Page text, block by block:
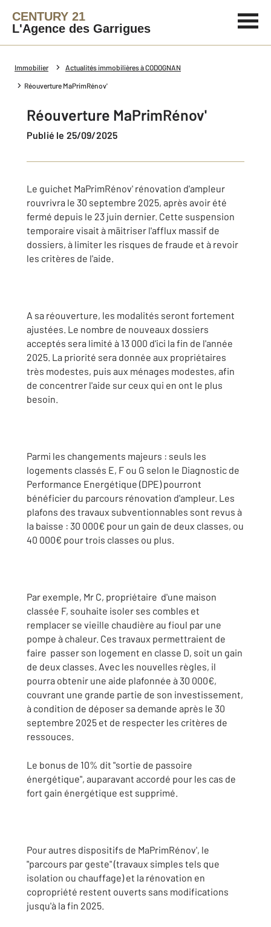
CENTURY 21
L'Agence des Garrigues
Immobilier Actualités immobilières à CODOGNAN
Réouverture MaPrimRénov'
Réouverture MaPrimRénov'
Publié le 25/09/2025
Le guichet MaPrimRénov' rénovation d'ampleur
rouvrivra le 30 septembre 2025, après avoir été
fermé depuis le 23 juin dernier. Cette suspension
temporaire visait à mäitriser l'afflux massif de
dossiers, à limiter les risques de fraude et à revoir
les critères de l'aide.
A sa réouverture, les modalités seront fortement
ajustées. Le nombre de nouveaux dossiers
acceptés sera limité à 13 000 d'ici la fin de l'année
2025. La priorité sera donnée aux propriétaires
très modestes, puis aux ménages modestes, afin
de concentrer l'aide sur ceux qui en ont le plus
besoin.
Parmi les changements majeurs : seuls les
logements classés E, F ou G selon le Diagnostic de
Performance Energétique (DPE) pourront
bénéficier du parcours rénovation d'ampleur. Les
plafons des travaux subventionnables sont revus à
la baisse : 30 000€ pour un gain de deux classes, ou
40 000€ pour trois classes ou plus.
Par exemple, Mr C, propriétaire d'une maison
classée F, souhaite isoler ses combles et
remplacer se vieille chaudière au fioul par une
pompe à chaleur. Ces travaux permettraient de
faire passer son logement en classe D, soit un gain
de deux classes. Avec les nouvelles règles, il
pourra obtenir une aide plafonnée à 30 000€,
couvrant une grande partie de son investissement,
à condition de déposer sa demande après le 30
septembre 2025 et de respecter les critères de
ressouces.
Le bonus de 10% dit "sortie de passoire
énergétique", auparavant accordé pour les cas de
fort gain énergétique est supprimé.
Pour autres dispositifs de MaPrimRénov', le
"parcours par geste" (travaux simples tels que
isolation ou chauffage) et la rénovation en
copropriété restent ouverts sans modifications
jusqu'à la fin 2025.